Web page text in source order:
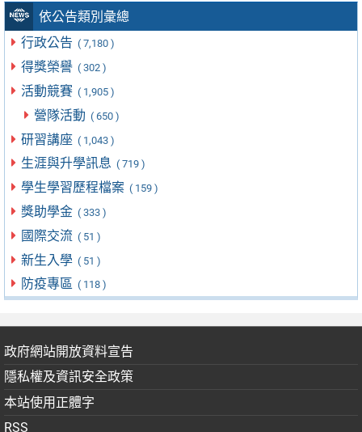
依公告類別彙總
行政公告 ( 7,180 )
得獎榮譽 ( 302 )
活動競賽 ( 1,905 )
營隊活動 ( 650 )
研習講座 ( 1,043 )
生涯與升學訊息 ( 719 )
學生學習歷程檔案 ( 159 )
獎助學金 ( 333 )
國際交流 ( 51 )
新生入學 ( 51 )
防疫專區 ( 118 )
政府網站開放資料宣告
隱私權及資訊安全政策
本站使用正體字
RSS